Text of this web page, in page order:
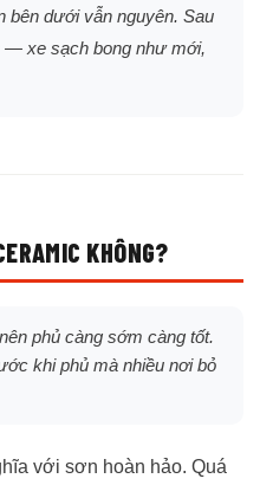
bên dưới vẫn nguyên. Sau
— xe sạch bong như mới,
KHÔNG?
phủ càng sớm càng tốt.
khi phủ mà nhiều nơi bỏ
với sơn hoàn hảo. Quá